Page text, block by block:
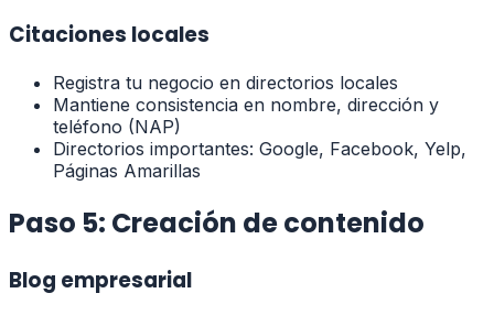
Citaciones locales
Registra tu negocio en directorios locales
Mantiene consistencia en nombre, dirección y
teléfono (NAP)
Directorios importantes: Google, Facebook, Yelp,
Páginas Amarillas
Paso 5: Creación de contenido
Blog empresarial